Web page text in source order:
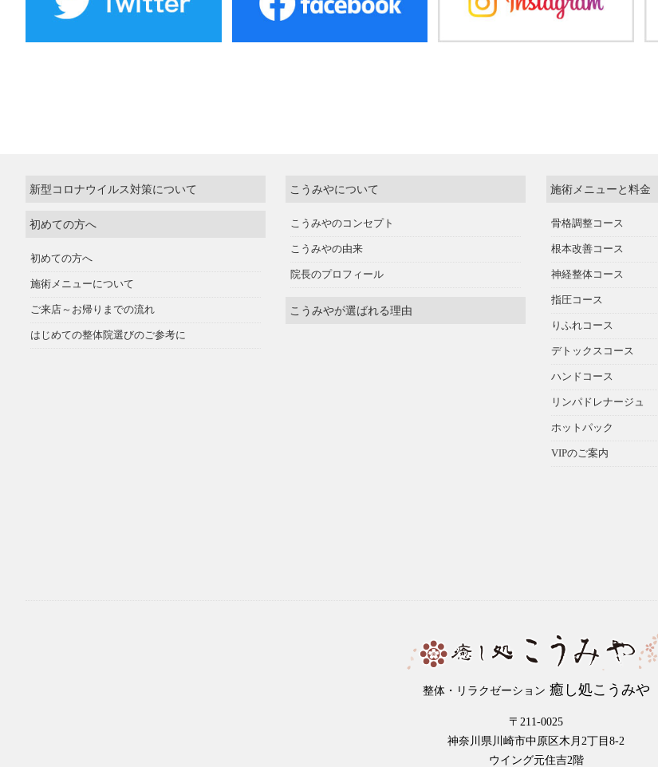
新型コロナウイルス対策について
初めての方へ
初めての方へ
施術メニューについて
ご来店～お帰りまでの流れ
はじめての整体院選びのご参考に
こうみやについて
こうみやのコンセプト
こうみやの由来
院長のプロフィール
こうみやが選ばれる理由
施術メニューと料金
骨格調整コース
根本改善コース
神経整体コース
指圧コース
りふれコース
デトックスコース
ハンドコース
リンパドレナージュ
ホットパック
VIPのご案内
整体・リラクゼーション 癒し処こうみや
〒211-0025
神奈川県川崎市中原区木月2丁目8-2
ウイング元住吉2階